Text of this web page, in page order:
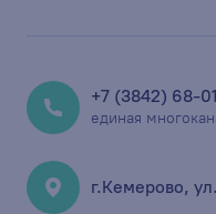
+7 (3842) 68-
единая
г.Кемерово,